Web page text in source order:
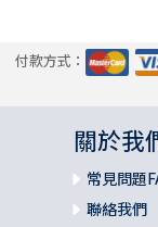
付款方式：
關於我
常見問題
聯絡我們